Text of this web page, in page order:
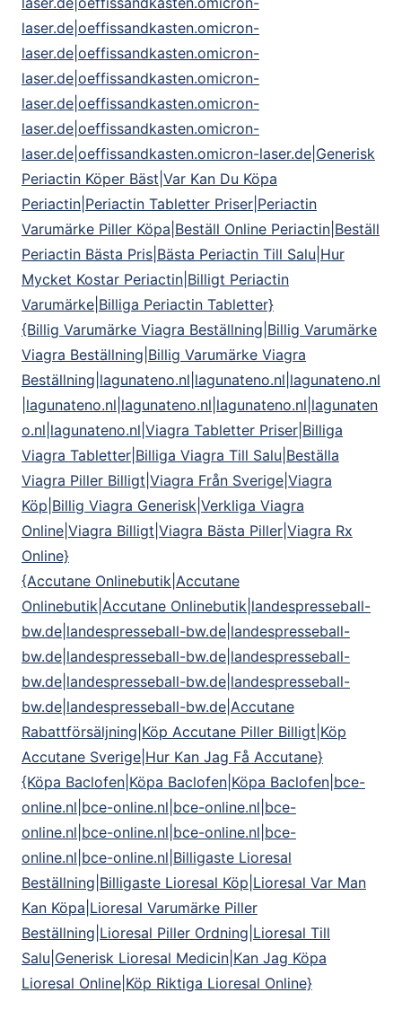
laser.de|oeffissandkasten.omicron-
laser.de|oeffissandkasten.omicron-
laser.de|oeffissandkasten.omicron-
laser.de|oeffissandkasten.omicron-
laser.de|oeffissandkasten.omicron-
laser.de|oeffissandkasten.omicron-laser.de|Generisk
Periactin Köper Bäst|Var Kan Du Köpa
Periactin|Periactin Tabletter Priser|Periactin
Varumärke Piller Köpa|Beställ Online Periactin|Beställ
Periactin Bästa Pris|Bästa Periactin Till Salu|Hur
Mycket Kostar Periactin|Billigt Periactin
Varumärke|Billiga Periactin Tabletter}
{Billig Varumärke Viagra Beställning|Billig Varumärke
Viagra Beställning|Billig Varumärke Viagra
Beställning|lagunateno.nl|lagunateno.nl|lagunateno.nl
|lagunateno.nl|lagunateno.nl|lagunateno.nl|lagunaten
o.nl|lagunateno.nl|Viagra Tabletter Priser|Billiga
Viagra Tabletter|Billiga Viagra Till Salu|Beställa
Viagra Piller Billigt|Viagra Från Sverige|Viagra
Köp|Billig Viagra Generisk|Verkliga Viagra
Online|Viagra Billigt|Viagra Bästa Piller|Viagra Rx
Online}
{Accutane Onlinebutik|Accutane
Onlinebutik|Accutane Onlinebutik|landespresseball-
bw.de|landespresseball-bw.de|landespresseball-
bw.de|landespresseball-bw.de|landespresseball-
bw.de|landespresseball-bw.de|landespresseball-
bw.de|landespresseball-bw.de|Accutane
Rabattförsäljning|Köp Accutane Piller Billigt|Köp
Accutane Sverige|Hur Kan Jag Få Accutane}
{Köpa Baclofen|Köpa Baclofen|Köpa Baclofen|bce-
online.nl|bce-online.nl|bce-online.nl|bce-
online.nl|bce-online.nl|bce-online.nl|bce-
online.nl|bce-online.nl|Billigaste Lioresal
Beställning|Billigaste Lioresal Köp|Lioresal Var Man
Kan Köpa|Lioresal Varumärke Piller
Beställning|Lioresal Piller Ordning|Lioresal Till
Salu|Generisk Lioresal Medicin|Kan Jag Köpa
Lioresal Online|Köp Riktiga Lioresal Online}